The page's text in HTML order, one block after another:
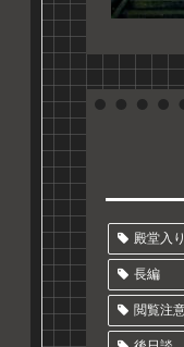
殿堂入り
長編
閲覧注